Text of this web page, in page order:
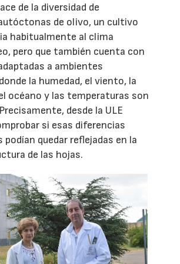
de la diversidad de
de olivo, un cultivo
habitualmente al clima
pero que también cuenta con
a ambientes
la humedad, el viento, la
océano y las temperaturas son
desde la ULE
si esas diferencias
podían quedar reflejadas en la
de las hojas.